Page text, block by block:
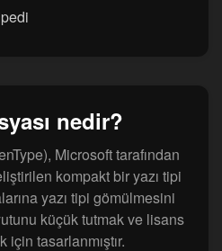
nedir?
Microsoft tarafından
kompakt bir yazı tipi
yazı tipi gömülmesini
küçük tutmak ve lisans
için tasarlanmıştır.